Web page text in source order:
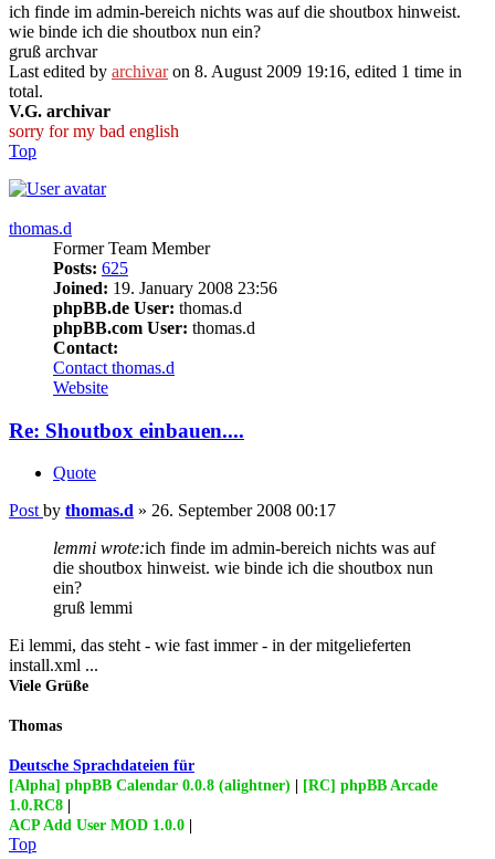
ich finde im admin-bereich nichts was auf die shoutbox hinweist.
wie binde ich die shoutbox nun ein?
gruß archvar
Last edited by archivaron 8. August 2009 19:16, edited 1 time in
total.
V.G. archivar
sorry for my bad english
Top
thomas.d
Former Team Member
Posts: 625
Joined: 19. January 2008 23:56
phpBB.de User: thomas.d
phpBB.com User: thomas.d
Contact:
Contact thomas.d
Website
Re: Shoutbox einbauen....
Quote
Post by thomas.d » 26. September 2008 00:17
lemmi wrote:ich finde im admin-bereich nichts was auf
die shoutbox hinweist. wie binde ich die shoutbox nun
ein?
gruß lemmi
Ei lemmi, das steht - wie fast immer - in der mitgelieferten
install.xml ...
Viele Grüße
Thomas
Deutsche Sprachdateien für
[Alpha] phpBB Calendar 0.0.8 (alightner)
[RC] phpBB Arcade
1.0.RC8
ACP Add User MOD 1.0.0
Top